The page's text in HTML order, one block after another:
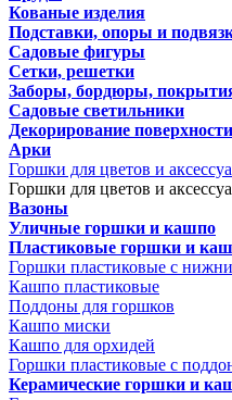
Кованые изделия
Подставки, опоры и
Садовые фигуры
Сетки, решетки
Заборы, бордюры,
Садовые светильники
Декорирование
Арки
Горшки для цветов и
Горшки для цветов и
Вазоны
Уличные горшки и кашпо
Пластиковые горшки и
Горшки пластиковые с
Кашпо пластиковые
Поддоны для горшков
Кашпо миски
Кашпо для орхидей
Горшки пластиковые с
Керамические горшки и